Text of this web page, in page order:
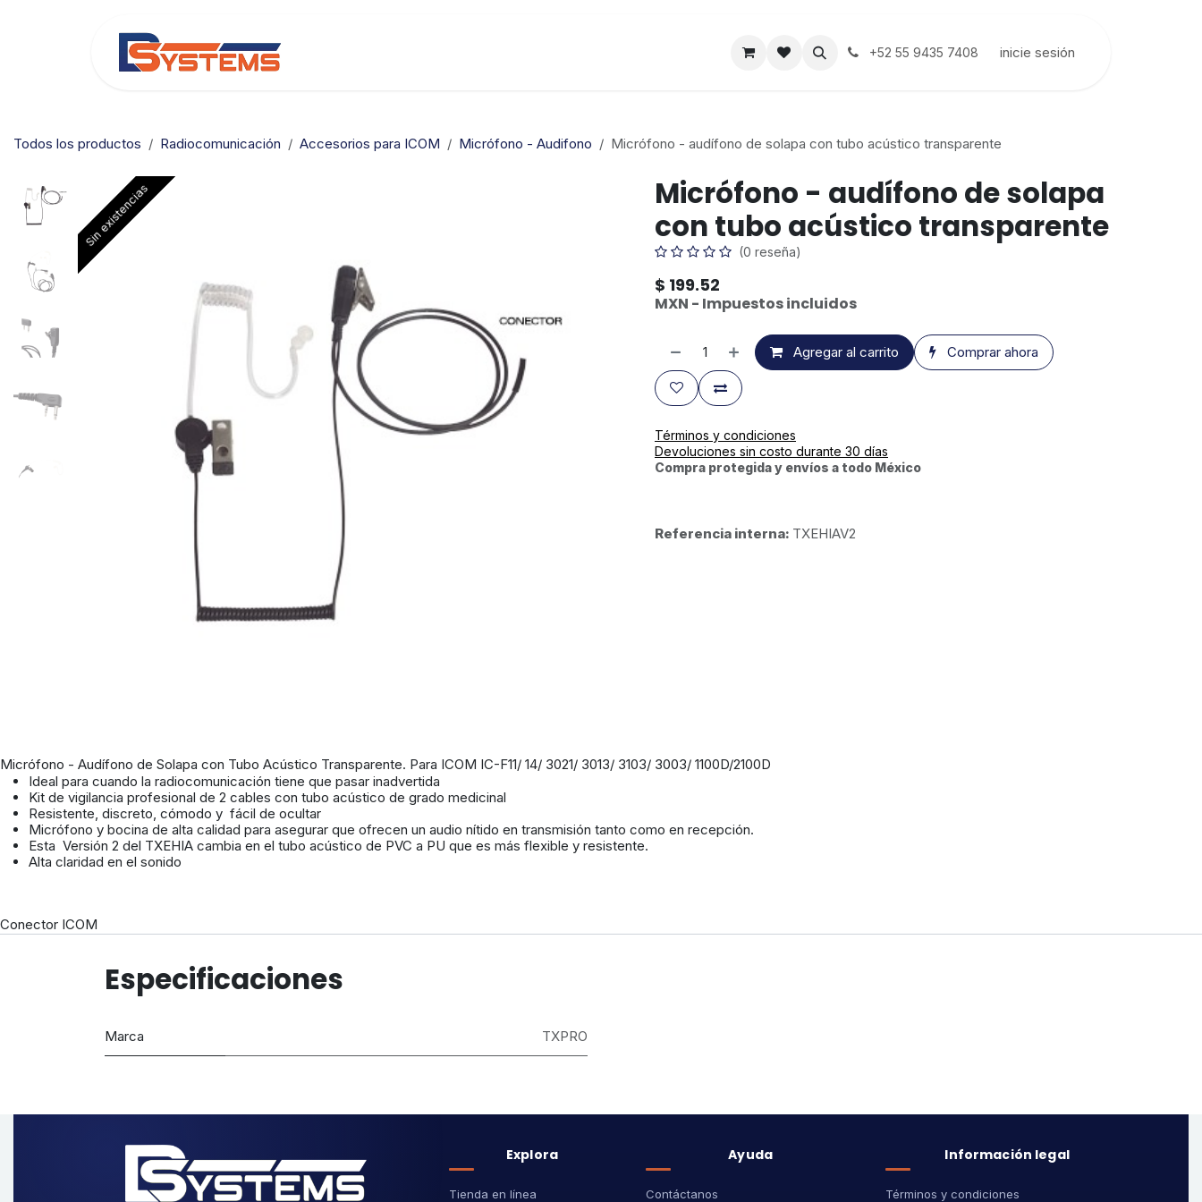
+52 55 9435 7408 inicie sesión
Todos los productos Radiocomunicación Accesorios para ICOM Micrófono - Audifono Micrófono - audífono de solapa con tubo acústico transparente
Sin existencias
Sin existencias
Micrófono - audífono de solapa
con tubo acústico transparente
(0 reseña)
$ 199.52
MXN - Impuestos incluidos
Agregar al carrito Comprar ahora
Términos y condiciones
Devoluciones sin costo durante 30 días
Compra protegida y envíos a todo México
Referencia interna: TXEHIAV2
Micrófono - Audífono de Solapa con Tubo Acústico Transparente. Para ICOM IC-F11/ 14/ 3021/ 3013/ 3103/ 3003/ 1100D/2100D
Ideal para cuando la radiocomunicación tiene que pasar inadvertida
Kit de vigilancia profesional de 2 cables con tubo acústico de grado medicinal
Resistente, discreto, cómodo y fácil de ocultar
Micrófono y bocina de alta calidad para asegurar que ofrecen un audio nítido en transmisión tanto como en recepción.
Esta Versión 2 del TXEHIA cambia en el tubo acústico de PVC a PU que es más flexible y resistente.
Alta claridad en el sonido
Conector ICOM
Especificaciones
Marca TXPRO
Explora
Tienda en línea
Ayuda
Contáctanos
Información legal
Términos y condiciones